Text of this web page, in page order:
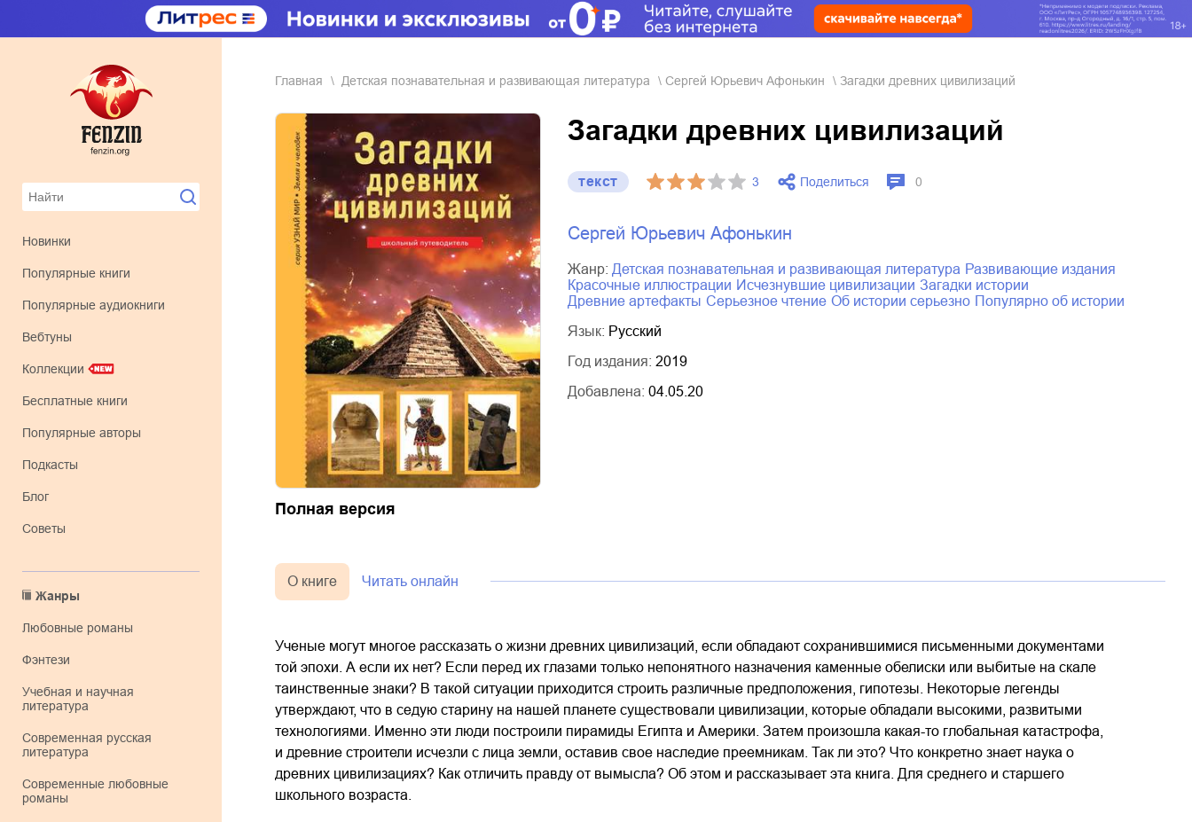
Новинки
Популярные книги
Популярные аудиокниги
Вебтуны
Коллекции
Бесплатные книги
Популярные авторы
Подкасты
Блог
Советы
Жанры
любовные романы
фэнтези
учебная и научная
литература
современная русская
литература
современные любовные
романы
Главная детская познавательная и развивающая литература Сергей Юрьевич Афонькин Загадки древних цивилизаций
Полная версия
Загадки древних цивилизаций
текст 3 Поделиться 0
Сергей Юрьевич Афонькин
Жанр: детская познавательная и развивающая литература
развивающие издания
красочные иллюстрации
исчезнувшие цивилизации
загадки истории
древние артефакты
серьезное чтение об истории серьезно
популярно об истории
Язык: Русский
Год издания: 2019
Добавлена: 04.05.20
О книге Читать онлайн
Ученые могут многое рассказать о жизни древних цивилизаций, если обладают сохранившимися письменными документами
той эпохи. А если их нет? Если перед их глазами только непонятного назначения каменные обелиски или выбитые на скале
таинственные знаки? В такой ситуации приходится строить различные предположения, гипотезы. Некоторые легенды
утверждают, что в седую старину на нашей планете существовали цивилизации, которые обладали высокими, развитыми
технологиями. Именно эти люди построили пирамиды Египта и Америки. Затем произошла какая-то глобальная катастрофа,
и древние строители исчезли с лица земли, оставив свое наследие преемникам. Так ли это? Что конкретно знает наука о
древних цивилизациях? Как отличить правду от вымысла? Об этом и рассказывает эта книга. Для среднего и старшего
школьного возраста.